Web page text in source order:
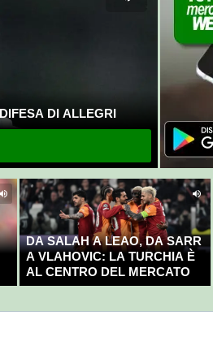
DI ALLEGRI
DA SALAH A LEAO, DA SARR
A VLAHOVIC: LA TURCHIA È
AL CENTRO DEL MERCATO